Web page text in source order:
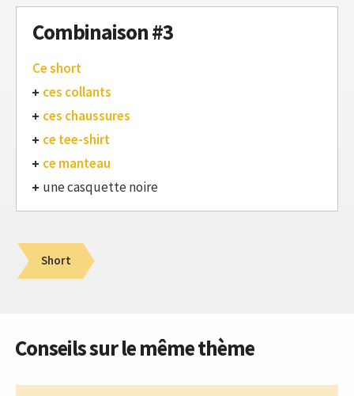
Combinaison #3
Ce short
ces collants
ces chaussures
ce tee-shirt
ce manteau
une casquette noire
Short
Conseils sur le même thème